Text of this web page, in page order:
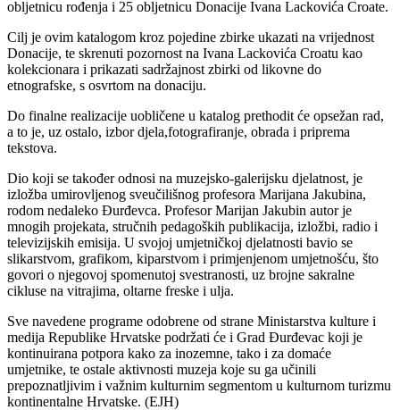
obljetnicu rođenja i 25 obljetnicu Donacije Ivana Lackovića Croate.
Cilj je ovim katalogom kroz pojedine zbirke ukazati na vrijednost
Donacije, te skrenuti pozornost na Ivana Lackovića Croatu kao
kolekcionara i prikazati sadržajnost zbirki od likovne do
etnografske, s osvrtom na donaciju.
Do finalne realizacije uobličene u katalog prethodit će opsežan rad,
a to je, uz ostalo, izbor djela,fotografiranje, obrada i priprema
tekstova.
Dio koji se također odnosi na muzejsko-galerijsku djelatnost, je
izložba umirovljenog sveučilišnog profesora Marijana Jakubina,
rodom nedaleko Đurđevca. Profesor Marijan Jakubin autor je
mnogih projekata, stručnih pedagoških publikacija, izložbi, radio i
televizijskih emisija. U svojoj umjetničkoj djelatnosti bavio se
slikarstvom, grafikom, kiparstvom i primjenjenom umjetnošću, što
govori o njegovoj spomenutoj svestranosti, uz brojne sakralne
cikluse na vitrajima, oltarne freske i ulja.
Sve navedene programe odobrene od strane Ministarstva kulture i
medija Republike Hrvatske podržati će i Grad Đurđevac koji je
kontinuirana potpora kako za inozemne, tako i za domaće
umjetnike, te ostale aktivnosti muzeja koje su ga učinili
prepoznatljivim i važnim kulturnim segmentom u kulturnom turizmu
kontinentalne Hrvatske. (EJH)